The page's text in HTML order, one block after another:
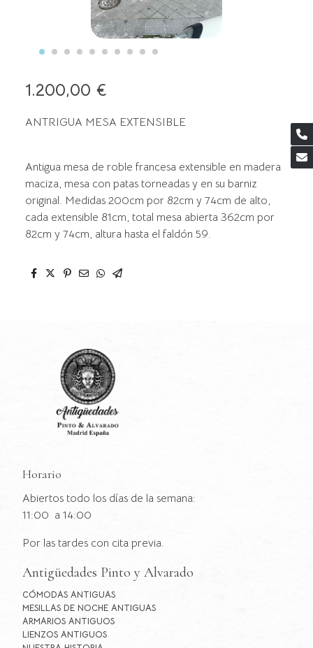
1.200,00 €
ANTRIGUA MESA EXTENSIBLE
Antigua mesa de roble francesa extensible en madera
maciza, mesa con patas torneadas y en su barniz
original. Medidas 200cm por 82cm y 74cm de alto,
cada extensible 81cm, total mesa abierta 362cm por
82cm y 74cm, altura hasta el faldón 59.
Horario
Abiertos todo los días de la semana:
11:00 a 14:00
Por las tardes con cita previa.
Antigüedades Pinto y Alvarado
CÓMODAS ANTIGUAS
MESILLAS DE NOCHE ANTIGUAS
ARMARIOS ANTIGUOS
LIENZOS ANTIGUOS